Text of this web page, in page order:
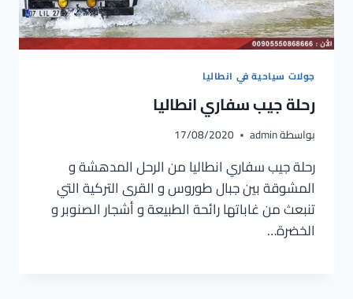
جولات سياحية في انطاليا
رحلة جيب سفاري انطاليا
بواسطةadmin
17/08/2020
رحلة جيب سفاري انطاليا من الرحل المدهشة و
المشوقة بين جبال طوروس و القرى التركية التي
تنبعث من غاباتها رائحة الطبيعة و أشجار الصنوبر و
الخضرة…